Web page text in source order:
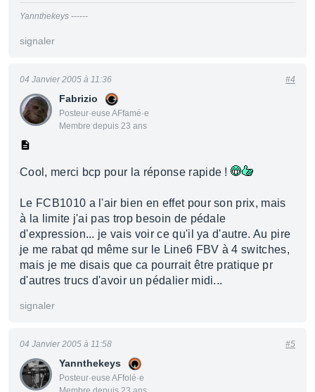
Yannthekeys ------
signaler
Fabrizio
Posteur·euse AFfamé·e
Membre depuis 23 ans
04 Janvier 2005 à 11:36 #4
Cool, merci bcp pour la réponse rapide !
Le FCB1010 a l'air bien en effet pour son prix, mais
à la limite j'ai pas trop besoin de pédale
d'expression... je vais voir ce qu'il ya d'autre. Au pire
je me rabat qd même sur le Line6 FBV à 4 switches,
mais je me disais que ca pourrait être pratique pr
d'autres trucs d'avoir un pédalier midi...
signaler
Yannthekeys
Posteur·euse AFfolé·e
04 Janvier 2005 à 11:58 #5